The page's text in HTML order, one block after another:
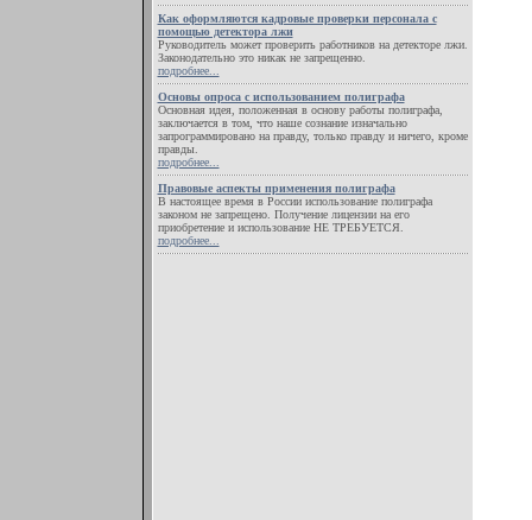
Как оформляются кадровые проверки персонала с
помощью детектора лжи
Руководитель может проверить работников на детекторе лжи.
Законодательно это никак не запрещенно.
подробнее...
Основы опроса с использованием полиграфа
Основная идея, положенная в основу работы полиграфа,
заключается в том, что наше сознание изначально
запрограммировано на правду, только правду и ничего, кроме
правды.
подробнее...
Правовые аспекты применения полиграфа
В настоящее время в России использование полиграфа
законом не запрещено. Получение лицензии на его
приобретение и использование НЕ ТРЕБУЕТСЯ.
подробнее...